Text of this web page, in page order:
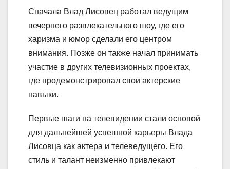
Сначала Влад Лисовец работал ведущим
вечернего развлекательного шоу, где его
харизма и юмор сделали его центром
внимания. Позже он также начал принимать
участие в других телевизионных проектах,
где продемонстрировал свои актерские
навыки.
Первые шаги на телевидении стали основой
для дальнейшей успешной карьеры Влада
Лисовца как актера и телеведущего. Его
стиль и талант неизменно привлекают